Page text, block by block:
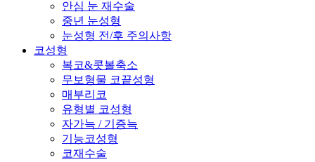
안심 눈 재수술
중년 눈성형
눈성형 전/후 주의사항
코성형
복코&콧볼축소
무보형물 코끝성형
매부리코
유형별 코성형
자가늑 / 기증늑
기능코성형
코재수술